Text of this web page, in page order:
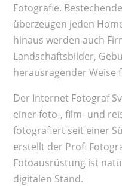
Fotografie.
überzeugen jeden
hinaus werden auch
Landschaftsbilder,
herausragender Weise
Der Internet Fotograf
einer foto-, film- und
fotografiert seit einer
erstellt der Profi
Fotoausrüstung ist
digitalen Stand.